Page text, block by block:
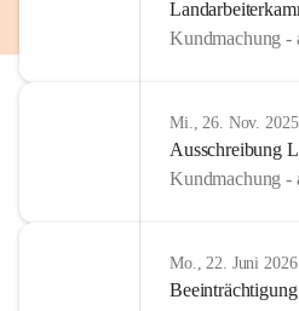
Kundmachung -
Mi., 26. Nov. 2025
Ausschreibung
Kundmachung -
Mo., 22. Juni 2026